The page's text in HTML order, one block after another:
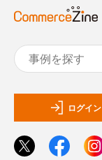
ログイン